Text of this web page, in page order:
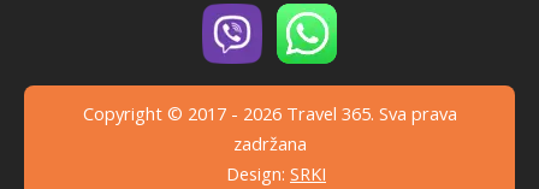
Copyright © 2017 - 2026 Travel 365. Sva prava
zadržana
Design: SRKI